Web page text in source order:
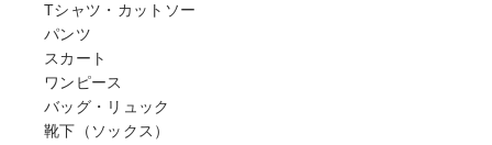
Tシャツ・カットソー
パンツ
スカート
ワンピース
バッグ・リュック
靴下（ソックス）